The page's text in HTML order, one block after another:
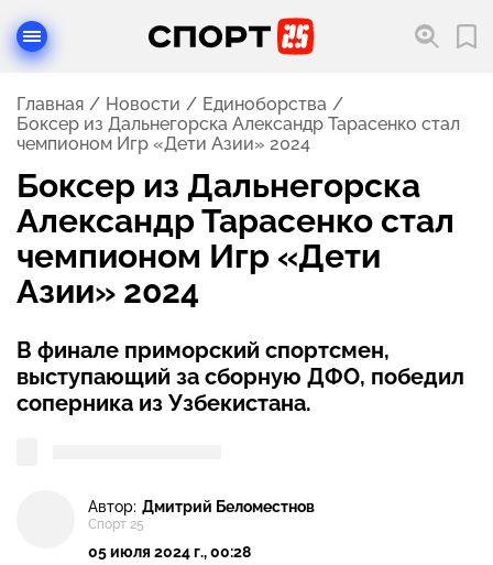
Главная Новости
Единоборства
Боксер из Дальнегорска Александр Тарасенко стал
чемпионом Игр «Дети Азии» 2024
Боксер из Дальнегорска
Александр Тарасенко стал
чемпионом Игр «Дети
Азии» 2024
В финале приморский спортсмен,
выступающий за сборную ДФО, победил
соперника из Узбекистана.
Автор: Дмитрий Беломестнов
Спорт 25
05 июля 2024 г., 00:28